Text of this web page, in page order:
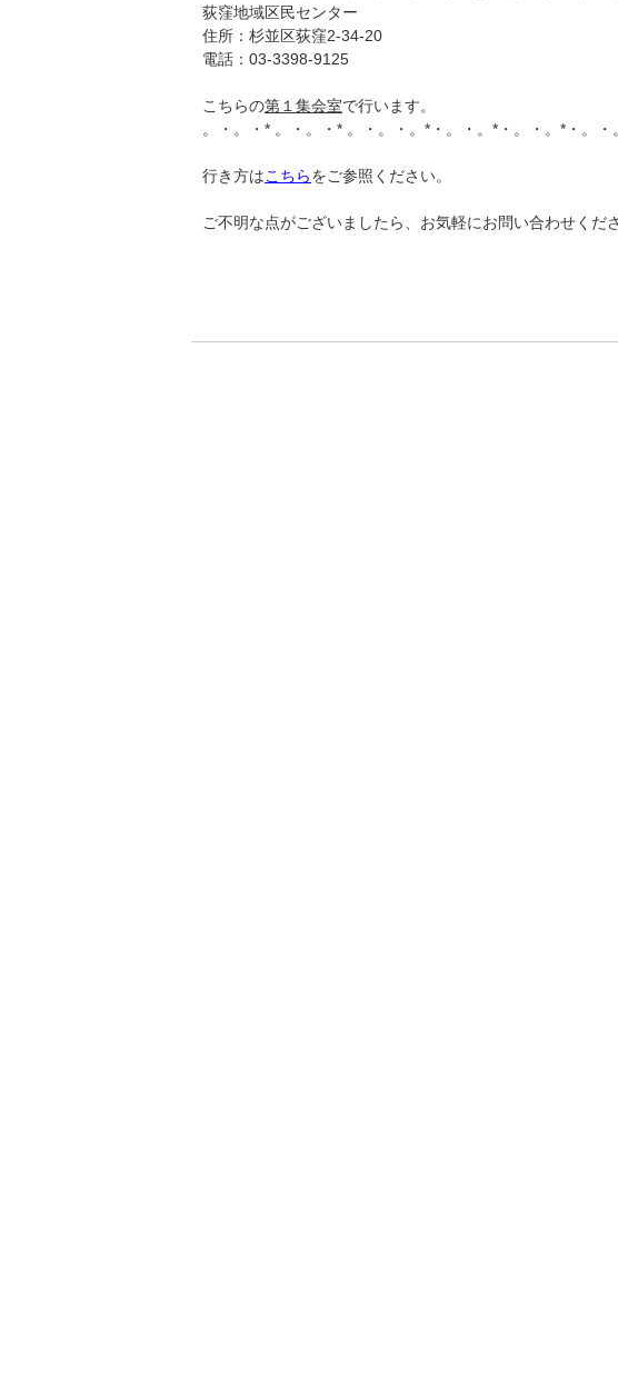
荻窪地域区民センター
住所：杉並区荻窪2-34-20
電話：03-3398-9125
こちらの第１集会室で行います。
。・。・* 。・。・* 。・。・。*・。・。*・。・。*・。・
行き方はこちらをご参照ください。
ご不明な点がございましたら、お気軽にお問い合わせくださ